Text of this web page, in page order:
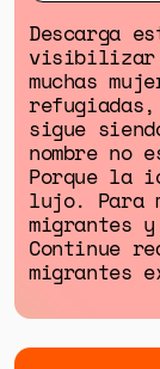
GÉNERO
Descarga
visibilizar
muchas
sigue
nombre no
Porque la
lujo. Para
migrantes
Continue
migrantes